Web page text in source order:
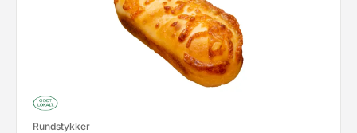
Rundstykker